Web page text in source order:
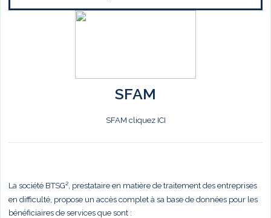
SFAM
SFAM cliquez ICI
La société BTSG², prestataire en matière de traitement des entreprises
en difficulté, propose un accès complet à sa base de données pour les
bénéficiaires de services que sont :